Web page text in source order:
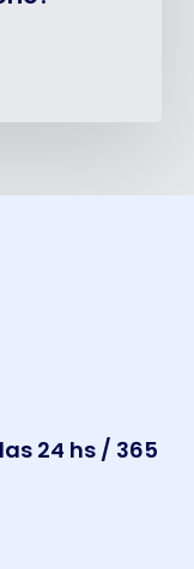
24 hs / 365